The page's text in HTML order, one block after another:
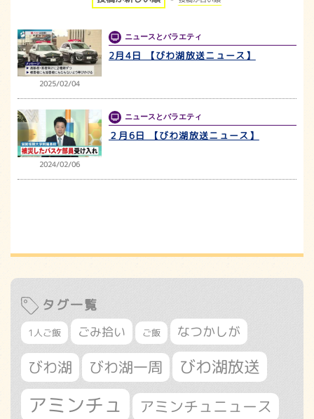
2025/02/04
ニュースとバラエティ
2月4日 【びわ湖放送ニュース】
2024/02/06
ニュースとバラエティ
２月6日 【びわ湖放送ニュース】
タグ一覧
1人ご飯 ごみ拾い ご飯 なつかしが
びわ湖 びわ湖一周 びわ湖放送
アミンチュ アミンチュニュース